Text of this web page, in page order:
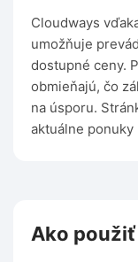
Cloudways
umožňuje
dostupné ceny.
obmieňajú, čo
na úsporu.
aktuálne ponuky
Ako